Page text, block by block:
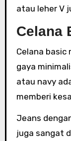
atau leher V
Celana
Celana basic
gaya
atau navy
memberi
Jeans
juga sangat